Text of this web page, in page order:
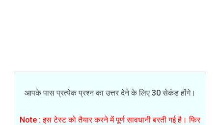
आपके पास प्रत्येक प्रश्न का उत्तर देने के लिए 30 सेकंड होंगे।
Note : इस टेस्ट को तैयार करने में पूर्ण सावधानी बरती गई है। फिर